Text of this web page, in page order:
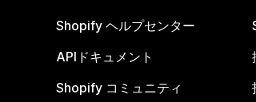
Shopify ヘルプセンター
APIドキュメント
Shopify コミュニティ